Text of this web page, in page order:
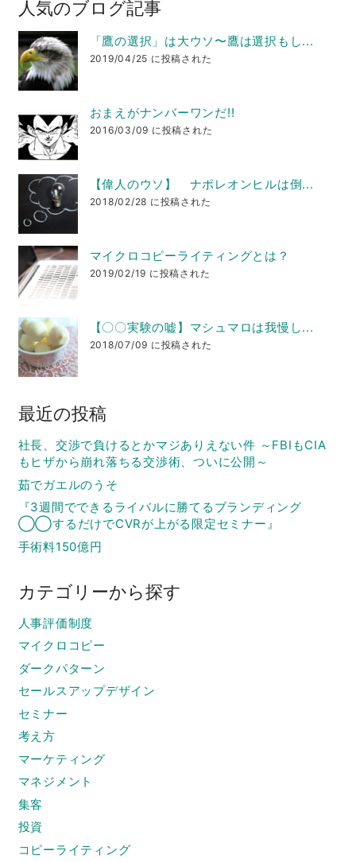
人気のブログ記事
「鷹の選択」は大ウソ〜鷹は選択もし...
2019/04/25 に投稿された
おまえがナンバーワンだ!!
2016/03/09 に投稿された
【偉人のウソ】 ナポレオンヒルは倒...
2018/02/28 に投稿された
マイクロコピーライティングとは？
2019/02/19 に投稿された
【〇〇実験の嘘】マシュマロは我慢し...
2018/07/09 に投稿された
最近の投稿
社長、交渉で負けるとかマジありえない件 ～FBIもCIA
もヒザから崩れ落ちる交渉術、ついに公開～
茹でガエルのうそ
『3週間でできるライバルに勝てるブランディング
◯◯するだけでCVRが上がる限定セミナー』
手術料150億円
カテゴリーから探す
人事評価制度
マイクロコピー
ダークパターン
セールスアップデザイン
セミナー
考え方
マーケティング
マネジメント
集客
投資
コピーライティング